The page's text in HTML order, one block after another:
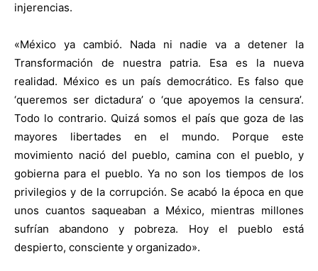
injerencias.
«México ya cambió. Nada ni nadie va a detener la
Transformación de nuestra patria. Esa es la nueva
realidad. México es un país democrático. Es falso que
‘queremos ser dictadura’ o ‘que apoyemos la censura’.
Todo lo contrario. Quizá somos el país que goza de las
mayores libertades en el mundo. Porque este
movimiento nació del pueblo, camina con el pueblo, y
gobierna para el pueblo. Ya no son los tiempos de los
privilegios y de la corrupción. Se acabó la época en que
unos cuantos saqueaban a México, mientras millones
sufrían abandono y pobreza. Hoy el pueblo está
despierto, consciente y organizado».